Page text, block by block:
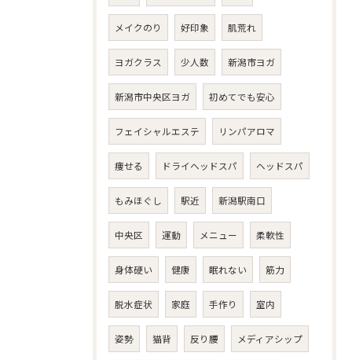
メイクのり 好印象 肌荒れ
ヨガクラス 少人数 新潟市ヨガ
新潟市中央区ヨガ 初めてでも安心
フェイシャルエステ リンパアロマ
痩せる ドライヘッドスパ ヘッドスパ
もみほぐし 駅近 新潟駅南口
中央区 運動 メニュー 柔軟性
身体硬い 健康 眠れない 筋力
脱水症状 家庭 手作り 室内
姿勢 猫背 反り腰 メディアシップ